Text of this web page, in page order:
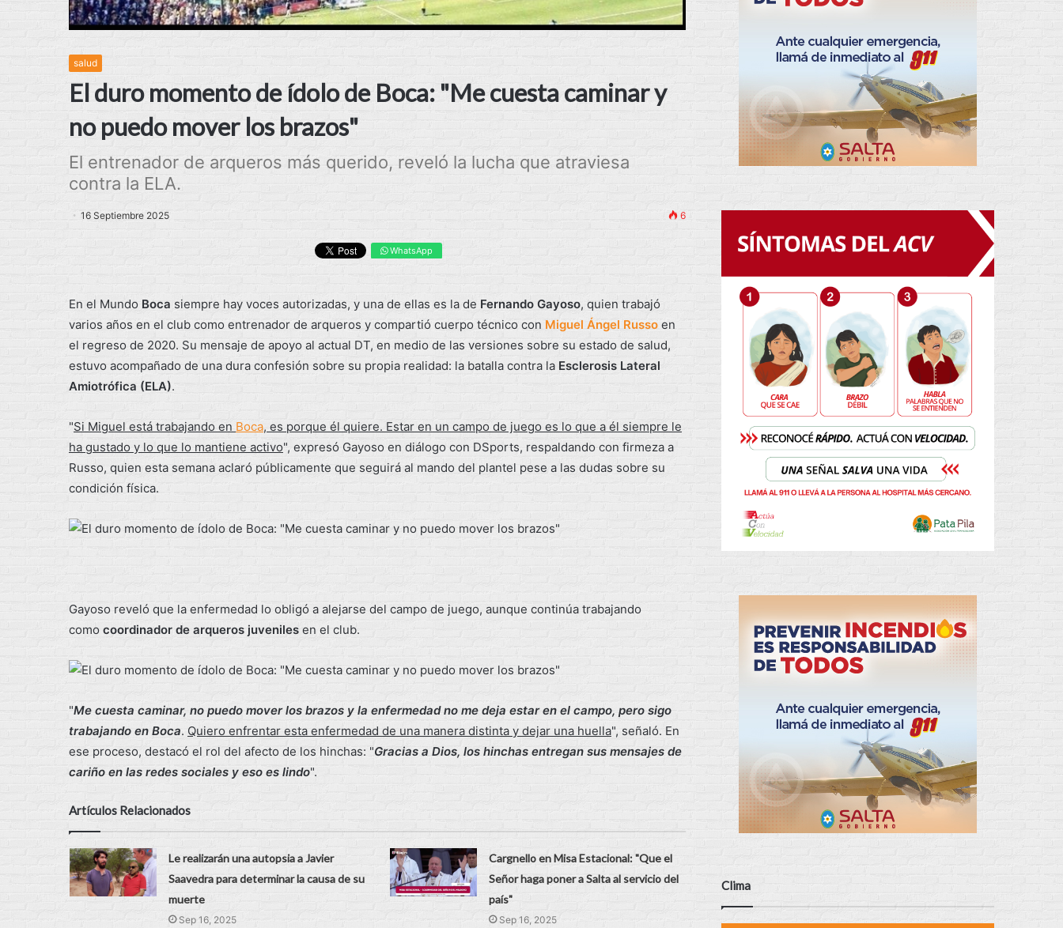
salud
El duro momento de ídolo de Boca: "Me cuesta caminar y
no puedo mover los brazos"
El entrenador de arqueros más querido, reveló la lucha que atraviesa
contra la ELA.
16 Septiembre 2025 6
WhatsApp
En el Mundo Boca siempre hay voces autorizadas, y una de ellas es la de Fernando Gayoso, quien trabajó
varios años en el club como entrenador de arqueros y compartió cuerpo técnico con Miguel Ángel Russo en
el regreso de 2020. Su mensaje de apoyo al actual DT, en medio de las versiones sobre su estado de salud,
estuvo acompañado de una dura confesión sobre su propia realidad: la batalla contra la Esclerosis Lateral
Amiotrófica (ELA).
"Si Miguel está trabajando en Boca, es porque él quiere. Estar en un campo de juego es lo que a él siempre le
ha gustado y lo que lo mantiene activo", expresó Gayoso en diálogo con DSports, respaldando con firmeza a
Russo, quien esta semana aclaró públicamente que seguirá al mando del plantel pese a las dudas sobre su
condición física.
Gayoso reveló que la enfermedad lo obligó a alejarse del campo de juego, aunque continúa trabajando
como coordinador de arqueros juveniles en el club.
"Me cuesta caminar, no puedo mover los brazos y la enfermedad no me deja estar en el campo, pero sigo
trabajando en Boca. Quiero enfrentar esta enfermedad de una manera distinta y dejar una huella", señaló. En
ese proceso, destacó el rol del afecto de los hinchas: "Gracias a Dios, los hinchas entregan sus mensajes de
cariño en las redes sociales y eso es lindo".
Artículos Relacionados
Le realizarán una autopsia a Javier
Saavedra para determinar la causa de su
muerte
Sep 16, 2025
Cargnello en Misa Estacional: "Que el
Señor haga poner a Salta al servicio del
país"
Sep 16, 2025
Clima